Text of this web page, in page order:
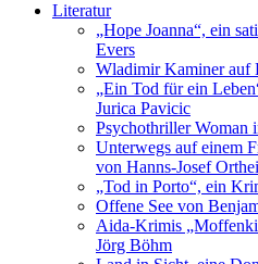
Literatur
„Hope Joanna“, ein
Evers
Wladimir Kaminer auf
„Ein Tod für ein
Jurica Pavicic
Psychothriller Woman
Unterwegs auf einem
von Hanns-Josef
„Tod in Porto“, ein
Offene See von
Aida-Krimis
Jörg Böhm